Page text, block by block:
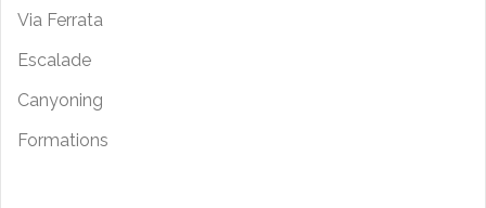
Via Ferrata
Escalade
Canyoning
Formations